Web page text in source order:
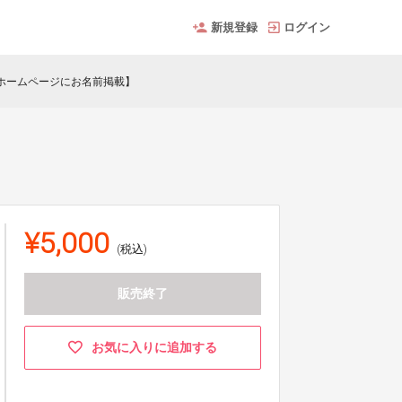
新規登録 ログイン
ムページにお名前掲載】
¥5,000 (税込)
販売終了
お気に入りに追加する